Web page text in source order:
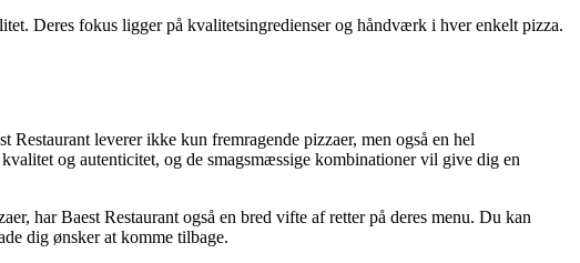
Deres fokus ligger på kvalitetsingredienser og håndværk i hver enkelt pizza.
leverer ikke kun fremragende pizzaer, men også en hel
og autenticitet, og de smagsmæssige kombinationer vil give dig en
har Baest Restaurant også en bred vifte af retter på deres menu. Du kan
dig ønsker at komme tilbage.